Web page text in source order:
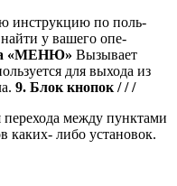
инструкцию по поль-
у вашего опе-
«МЕНЮ» Вызывает
для выхода из
9. Блок кнопок / / /
между пунктами
каких- либо установок.